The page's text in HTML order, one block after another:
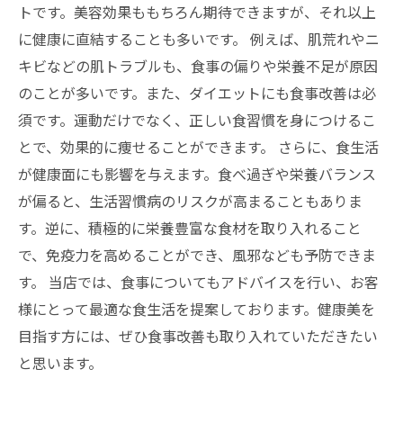
トです。美容効果ももちろん期待できますが、それ以上
に健康に直結することも多いです。 例えば、肌荒れやニ
キビなどの肌トラブルも、食事の偏りや栄養不足が原因
のことが多いです。また、ダイエットにも食事改善は必
須です。運動だけでなく、正しい食習慣を身につけるこ
とで、効果的に痩せることができます。 さらに、食生活
が健康面にも影響を与えます。食べ過ぎや栄養バランス
が偏ると、生活習慣病のリスクが高まることもありま
す。逆に、積極的に栄養豊富な食材を取り入れること
で、免疫力を高めることができ、風邪なども予防できま
す。 当店では、食事についてもアドバイスを行い、お客
様にとって最適な食生活を提案しております。健康美を
目指す方には、ぜひ食事改善も取り入れていただきたい
と思います。